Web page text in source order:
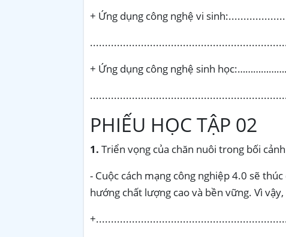
+ Ứng dụng công nghệ vi
+ Ứng dụng công nghệ sinh
PHIẾU HỌC TẬP 02
1. Triển vọng của chăn nuôi trong bối
- Cuộc cách mạng công nghiệp 4.0 sẽ
hướng chất lượng cao và bền vững. Vì